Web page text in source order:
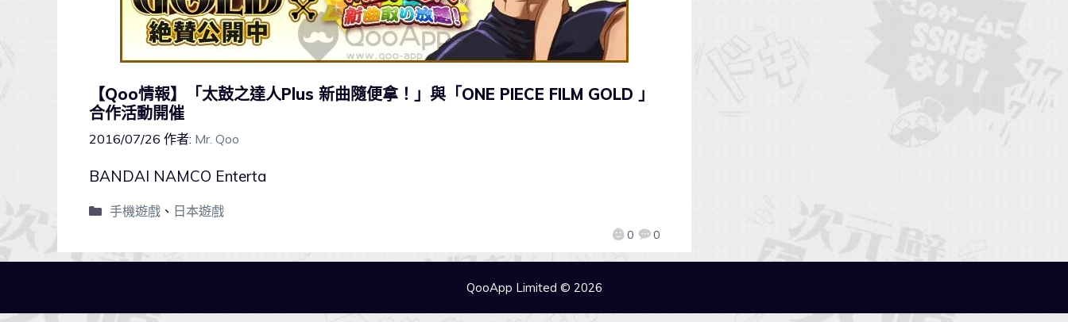
【Qoo情報】「太鼓之達人Plus 新曲隨便拿！」與「ONE PIECE FILM GOLD 」
合作活動開催
2016/07/26 作者: Mr. Qoo
0 0
BANDAI NAMCO Enterta
手機遊戲、 日本遊戲
QooApp Limited © 2026